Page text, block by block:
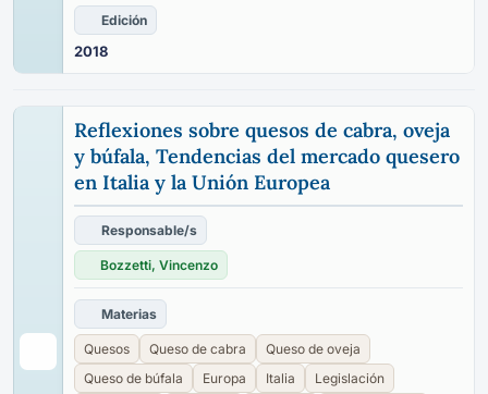
Edición
2018
Reflexiones sobre quesos de cabra, oveja
y búfala, Tendencias del mercado quesero
en Italia y la Unión Europea
Responsable/s
Bozzetti, Vincenzo
Materias
Quesos Queso de cabra
Queso de oveja
Queso de búfala
Europa Italia
Legislación